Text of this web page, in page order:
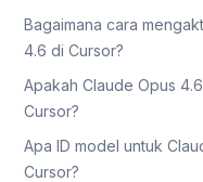
Bagaimana cara
4.6 di Cursor?
Apakah Claude Opus
Cursor?
Apa ID model untuk
Cursor?